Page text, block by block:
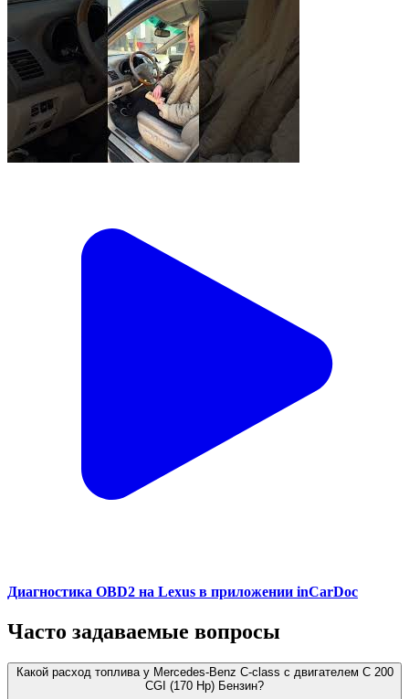
Диагностика OBD2 на Lexus в приложении inCarDoc
Часто задаваемые вопросы
Какой расход топлива у Mercedes-Benz C-class с двигателем C 200
CGI (170 Hp) Бензин?